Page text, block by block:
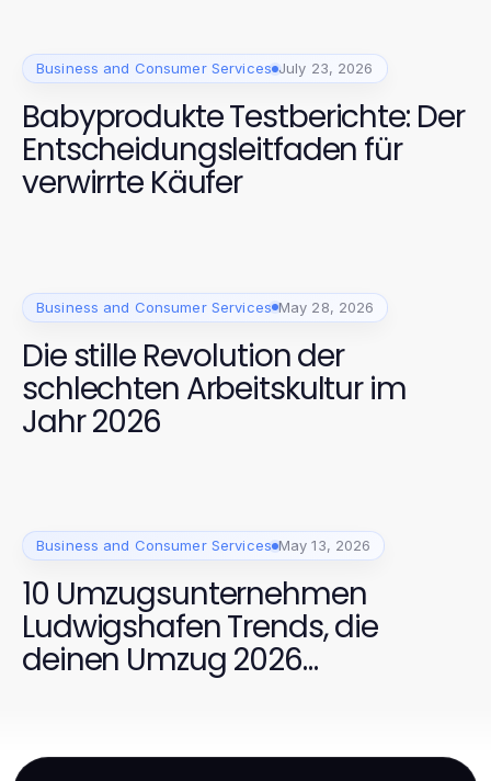
Business and Consumer Services July 23, 2026
Babyprodukte Testberichte: Der
Entscheidungsleitfaden für
verwirrte Käufer
Business and Consumer Services May 28, 2026
Die stille Revolution der
schlechten Arbeitskultur im
Jahr 2026
Business and Consumer Services May 13, 2026
10 Umzugsunternehmen
Ludwigshafen Trends, die
deinen Umzug 2026